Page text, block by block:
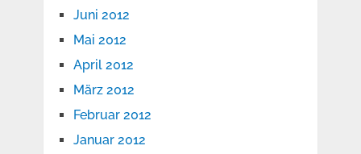
Juni 2012
Mai 2012
April 2012
März 2012
Februar 2012
Januar 2012